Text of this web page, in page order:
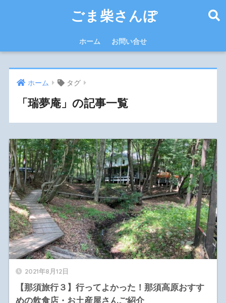
ごま柴さんぽ
ホーム お問い合せ
ホーム タグ
「瑞夢庵」の記事一覧
2021年8月12日
【那須旅行３】行ってよかった！那須高原おすす
めの飲食店・お土産屋さんご紹介